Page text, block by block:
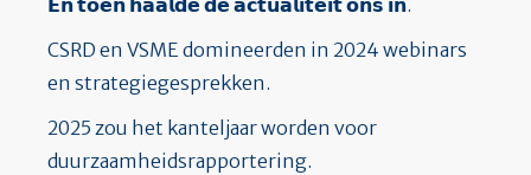
𝗘𝗻 𝘁𝗼𝗲𝗻 𝗵𝗮𝗮𝗹𝗱𝗲 𝗱𝗲 𝗮𝗰𝘁𝘂𝗮𝗹𝗶𝘁𝗲𝗶𝘁 𝗼𝗻𝘀 𝗶𝗻.
CSRD en VSME domineerden in 2024 webinars
en strategiegesprekken.
2025 zou het kanteljaar worden voor
duurzaamheidsrapportering.